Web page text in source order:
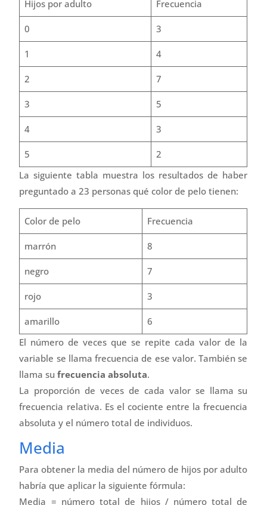
Hijos por adulto Frecuencia
0 3
1 4
2 7
3 5
4 3
5
2
La siguiente tabla muestra los resultados de haber
preguntado a 23 personas qué color de pelo tienen:
Color de pelo Frecuencia
marrón 8
negro 7
rojo 3
amarillo
6
El número de veces que se repite cada valor de la
variable se llama frecuencia de ese valor. También se
llama sufrecuencia absoluta.
La proporción de veces de cada valor se llama su
frecuencia relativa. Es el cociente entre la frecuencia
absoluta y el número total de individuos.
Media
Para obtener la media del número de hijos por adulto
habría que aplicar la siguiente fórmula:
Media = número total de hijos / número total de